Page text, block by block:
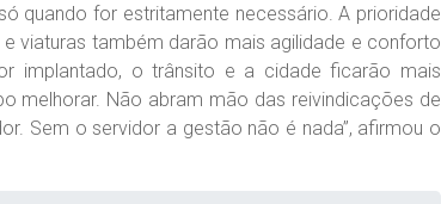
quando for estritamente necessário. A prioridade
viaturas também darão mais agilidade e conforto
implantado, o trânsito e a cidade ficarão mais
melhorar. Não abram mão das reivindicações de
Sem o servidor a gestão não é nada”, afirmou o